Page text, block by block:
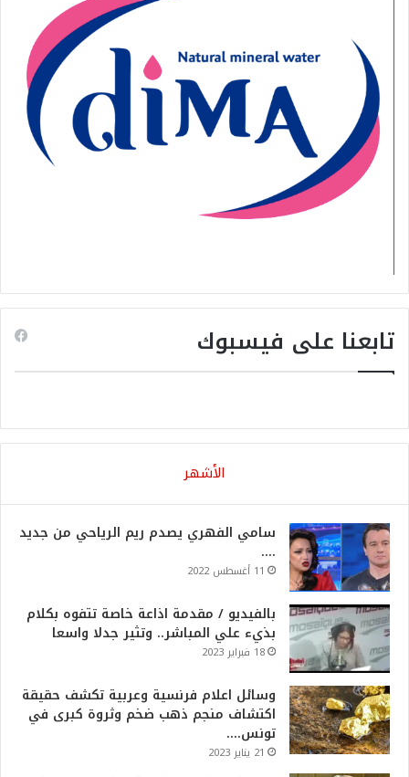
تابعنا على فيسبوك
الأشهر
سامي الفهري يصدم ريم الرياحي من جديد
….
11 أغسطس 2022
بالفيديو / مقدمة اذاعة خاصة تتفوه بكلام
بذيء علي المباشر.. وتثير جدلا واسعا
18 فبراير 2023
وسائل اعلام فرنسية وعربية تكشف حقيقة
اكتشاف منجم ذهب ضخم وثروة كبرى في
تونس….
21 يناير 2023